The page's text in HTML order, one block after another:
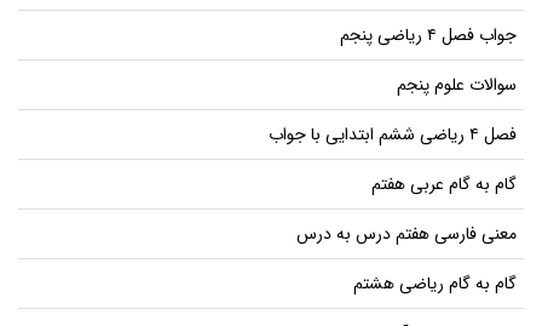
جواب فصل ۴ ریاضی پنجم
سوالات علوم پنجم
فصل ۴ ریاضی ششم ابتدایی با جواب
گام به گام عربی هفتم
معنی فارسی هفتم درس به درس
گام به گام ریاضی هشتم